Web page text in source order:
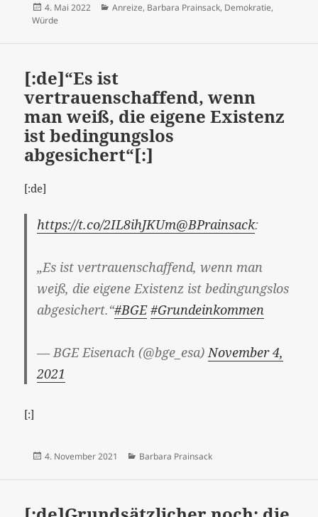
Veröffentlicht
am
4. Mai 2022 Kategorien
Anreize, Barbara Prainsack, Demokratie,
Würde
[:de]“Es ist
vertrauenschaffend, wenn
man weiß, die eigene Existenz
ist bedingungslos
abgesichert“[:]
[:de]
https://t.co/2IL8ihJKUm@BPrainsack:
„Es ist vertrauenschaffend, wenn man
weiß, die eigene Existenz ist bedingungslos
abgesichert.“#BGE #Grundeinkommen
— BGE Eisenach (@bge_esa)November 4,
2021
[:]
Veröffentlicht
4. November 2021 Kategorien
Barbara Prainsack